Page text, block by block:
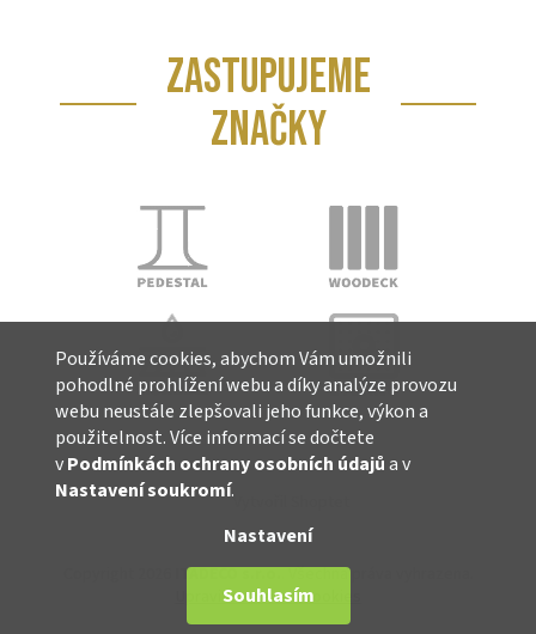
Používáme cookies, abychom Vám umožnili
pohodlné prohlížení webu a díky analýze provozu
webu neustále zlepšovali jeho funkce, výkon a
použitelnost. Více informací se dočtete
vPodmínkách ochrany osobních údajůa v
Nastavení soukromí.
Nastavení
Souhlasím
ZASTUPUJEME
ZNAČKY
Vytvořil Shoptet
ITADECO s.r.o.. Všechna práva vyhrazena.
Upravit nastavení cookies